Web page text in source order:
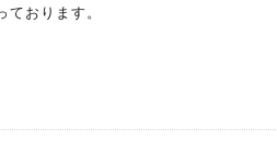
おります。